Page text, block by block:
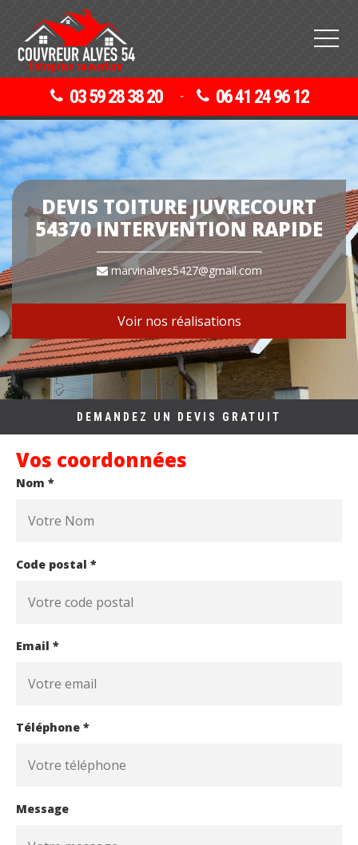
03 59 28 38 20 - 06 41 24 96 12
DEVIS TOITURE JUVRECOURT
54370 INTERVENTION RAPIDE
marvinalves5427@gmail.com
Voir nos réalisations
DEMANDEZ UN DEVIS GRATUIT
Vos coordonnées
Nom *
Code postal *
Email *
Téléphone *
Message